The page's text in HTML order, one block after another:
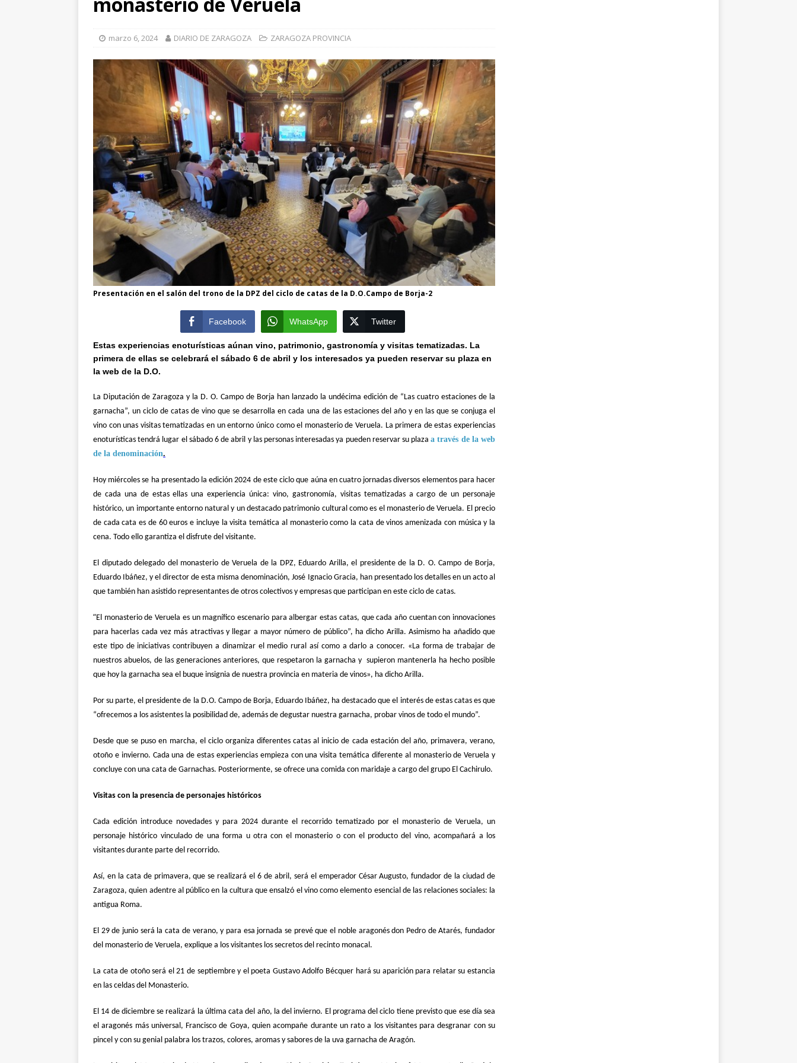
de Santiago de la catedral de Tarazona tras una inversión de 304.000 euros
[ julio 31, 2026 ] La Policía Nacional detiene a tres jóvenes a los que
interceptaron poco después de robar en el interior de más de media docena de
vehículos
ZARAGOZA
marzo 6, 2024 DIARIO DE ZARAGOZA ZARAGOZA PROVINCIA
Presentación en el salón del trono de la DPZ del ciclo de catas de la D.O.Campo de Borja-2
Facebook WhatsApp Twitter
Estas experiencias enoturísticas aúnan vino, patrimonio, gastronomía y visitas tematizadas. La
primera de ellas se celebrará el sábado 6 de abril y los interesados ya pueden reservar su plaza en
la web de la D.O.
La Diputación de Zaragoza y la D. O. Campo de Borja han lanzado la undécima edición de “Las cuatro estaciones de la
garnacha”, un ciclo de catas de vino que se desarrolla en cada una de las estaciones del año y en las que se conjuga el
vino con unas visitas tematizadas en un entorno único como el monasterio de Veruela. La primera de estas experiencias
enoturísticas tendrá lugar el sábado 6 de abril y las personas interesadas ya pueden reservar su plazaa través de laweb
de la denominación.
Hoy miércoles se ha presentado la edición 2024 de este ciclo que aúna en cuatro jornadas diversos elementos para hacer
de cada una de estas ellas una experiencia única: vino, gastronomía, visitas tematizadas a cargo de un personaje
histórico, un importante entorno natural y un destacado patrimonio cultural como es el monasterio de Veruela. El precio
de cada cata es de 60 euros e incluye la visita temática al monasterio como la cata de vinos amenizada con música y la
cena. Todo ello garantiza el disfrute del visitante.
El diputado delegado del monasterio de Veruela de la DPZ, Eduardo Arilla, el presidente de la D. O. Campo de Borja,
Eduardo Ibáñez, y el director de esta misma denominación, José Ignacio Gracia, han presentado los detalles en un acto al
que también han asistido representantes de otros colectivos y empresas que participan en este ciclo de catas.
“El monasterio de Veruela es un magnífico escenario para albergar estas catas, que cada año cuentan con innovaciones
para hacerlas cada vez más atractivas y llegar a mayor número de público”, ha dicho Arilla. Asimismo ha añadido que
este tipo de iniciativas contribuyen a dinamizar el medio rural así como a darlo a conocer. «La forma de trabajar de
nuestros abuelos, de las generaciones anteriores, que respetaron la garnacha y supieron mantenerla ha hecho posible
que hoy la garnacha sea el buque insignia de nuestra provincia en materia de vinos», ha dicho Arilla.
Por su parte, el presidente de la D.O. Campo de Borja, Eduardo Ibáñez, ha destacado que el interés de estas catas es que
“ofrecemos a los asistentes la posibilidad de, además de degustar nuestra garnacha, probar vinos de todo el mundo”.
Desde que se puso en marcha, el ciclo organiza diferentes catas al inicio de cada estación del año, primavera, verano,
otoño e invierno. Cada una de estas experiencias empieza con una visita temática diferente al monasterio de Veruela y
concluye con una cata de Garnachas. Posteriormente, se ofrece una comida con maridaje a cargo del grupo El Cachirulo.
Visitas con la presencia de personajes históricos
Cada edición introduce novedades y para 2024 durante el recorrido tematizado por el monasterio de Veruela, un
personaje histórico vinculado de una forma u otra con el monasterio o con el producto del vino, acompañará a los
visitantes durante parte del recorrido.
Así, en la cata de primavera, que se realizará el 6 de abril, será el emperador César Augusto, fundador de la ciudad de
Zaragoza, quien adentre al público en la cultura que ensalzó el vino como elemento esencial de las relaciones sociales: la
antigua Roma.
El 29 de junio será la cata de verano, y para esa jornada se prevé que el noble aragonés don Pedro de Atarés, fundador
del monasterio de Veruela, explique a los visitantes los secretos del recinto monacal.
La cata de otoño será el 21 de septiembre y el poeta Gustavo Adolfo Bécquer hará su aparición para relatar su estancia
en las celdas del Monasterio.
El 14 de diciembre se realizará la última cata del año, la del invierno. El programa del ciclo tiene previsto que ese día sea
el aragonés más universal, Francisco de Goya, quien acompañe durante un rato a los visitantes para desgranar con su
pincel y con su genial palabra los trazos, colores, aromas y sabores de la uva garnacha de Aragón.